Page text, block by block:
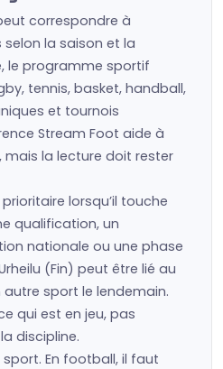
correspondre à
la saison et la
le programme sportif
tennis, basket, handball,
et tournois
Stream Foot aide à
mais la lecture doit rester
lorsqu’il touche
qualification, un
nationale ou une phase
(Fin) peut être lié au
sport le lendemain.
qui est en jeu, pas
discipline.
sport. En football, il faut